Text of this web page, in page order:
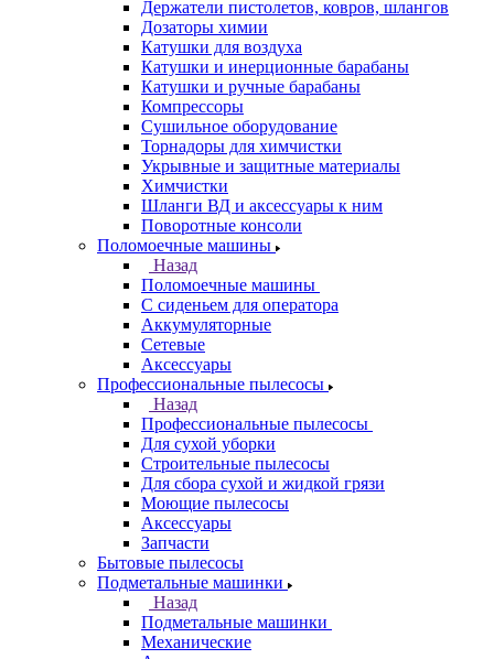
Держатели пистолетов, ковров, шлангов
Дозаторы химии
Катушки для воздуха
Катушки и инерционные барабаны
Катушки и ручные барабаны
Компрессоры
Сушильное оборудование
Торнадоры для химчистки
Укрывные и защитные материалы
Химчистки
Шланги ВД и аксессуары к ним
Поворотные консоли
Поломоечные машины
Назад
Поломоечные машины
С сиденьем для оператора
Аккумуляторные
Сетевые
Аксессуары
Профессиональные пылесосы
Назад
Профессиональные пылесосы
Для сухой уборки
Строительные пылесосы
Для сбора сухой и жидкой грязи
Моющие пылесосы
Аксессуары
Запчасти
Бытовые пылесосы
Подметальные машинки
Назад
Подметальные машинки
Механические